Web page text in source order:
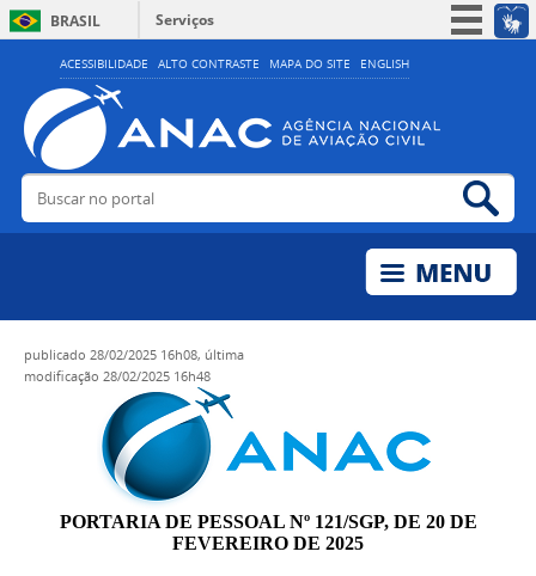
ACESSIBILIDADE ALTO CONTRASTE MAPA DO SITE ENGLISH
BRASIL
Serviços
Simplifique!
Acesso à informação
Legislação
Buscar no portal
publicado 28/02/2025 16h08, última
modificação 28/02/2025 16h48
PORTARIA DE PESSOAL Nº 121/SGP, DE 20 DE
FEVEREIRO DE 2025